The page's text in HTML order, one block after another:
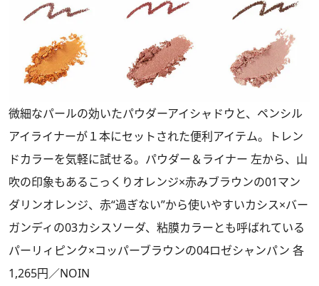
微細なパールの効いたパウダーアイシャドウと、ペンシル
アイライナーが１本にセットされた便利アイテム。トレン
ドカラーを気軽に試せる。パウダー＆ライナー 左から、山
吹の印象もあるこっくりオレンジ×赤みブラウンの01マン
ダリンオレンジ、赤“過ぎない”から使いやすいカシス×バー
ガンディの03カシスソーダ、粘膜カラーとも呼ばれている
パーリィピンク×コッパーブラウンの04ロゼシャンパン 各
1,265円／NOIN